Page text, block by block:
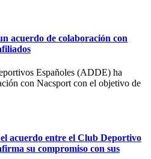
acuerdo de colaboración con
Españoles (ADDE) ha
con Nacsport con el objetivo de
acuerdo entre el Club Deportivo
su compromiso con sus